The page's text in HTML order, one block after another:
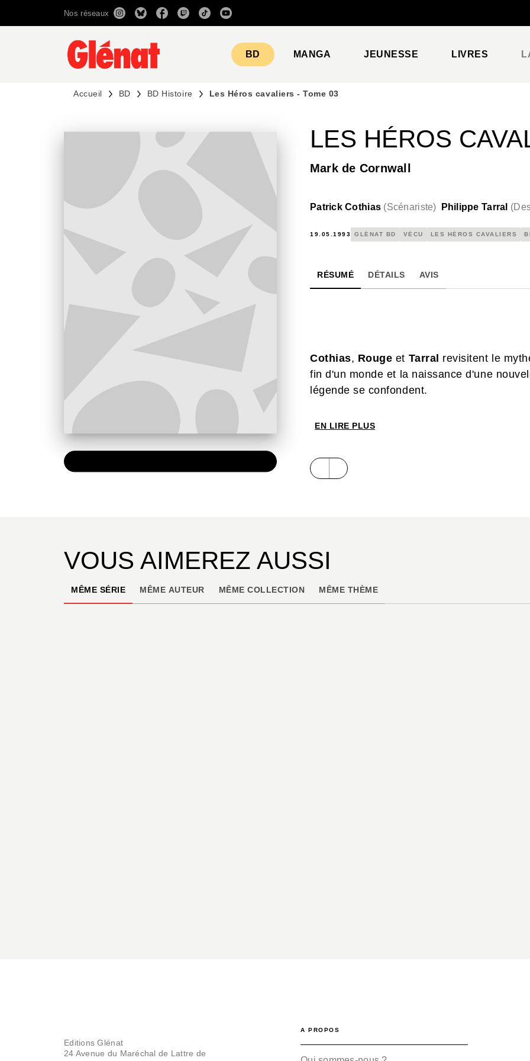
RECHERCHE CONTENU
Nos réseaux
BD MANGA JEUNESSE LIVRES
Accueil BD BD Histoire Les Héros cavaliers - Tome 03
LES HÉROS
Mark de Cornwall
Patrick Cothias (Scénariste) Philippe Tarral (
19.05.1993 GLÉNAT BD VÉCU LES HÉROS CAVALIERS
RÉSUMÉ DÉTAILS AVIS
Cothias, Rouge et Tarral revisitent le
fin d'un monde et la naissance d'une
légende se confondent.
EN LIRE PLUS
VOUS AIMEREZ AUSSI
MÊME SÉRIE MÊME AUTEUR MÊME COLLECTION MÊME THÈME
Editions Glénat
24 Avenue du Maréchal de Lattre de
A PROPOS